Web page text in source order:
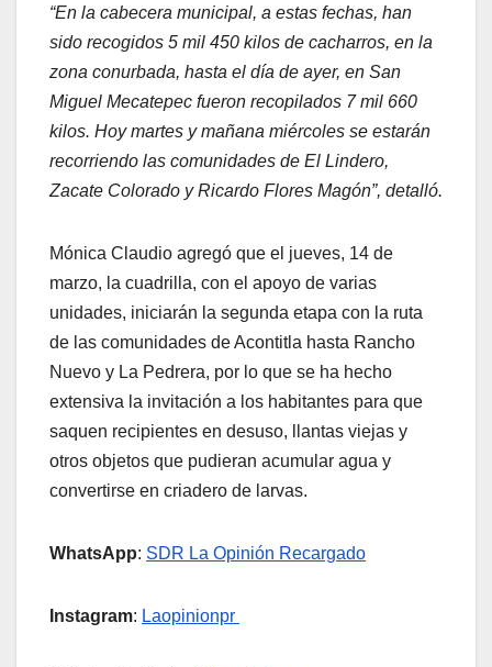
“En la cabecera municipal, a estas fechas, han
sido recogidos 5 mil 450 kilos de cacharros, en la
zona conurbada, hasta el día de ayer, en San
Miguel Mecatepec fueron recopilados 7 mil 660
kilos. Hoy martes y mañana miércoles se estarán
recorriendo las comunidades de El Lindero,
Zacate Colorado y Ricardo Flores Magón”, detalló.
Mónica Claudio agregó que el jueves, 14 de
marzo, la cuadrilla, con el apoyo de varias
unidades, iniciarán la segunda etapa con la ruta
de las comunidades de Acontitla hasta Rancho
Nuevo y La Pedrera, por lo que se ha hecho
extensiva la invitación a los habitantes para que
saquen recipientes en desuso, llantas viejas y
otros objetos que pudieran acumular agua y
convertirse en criadero de larvas.
WhatsApp: SDR La Opinión Recargado
Instagram: Laopinionpr